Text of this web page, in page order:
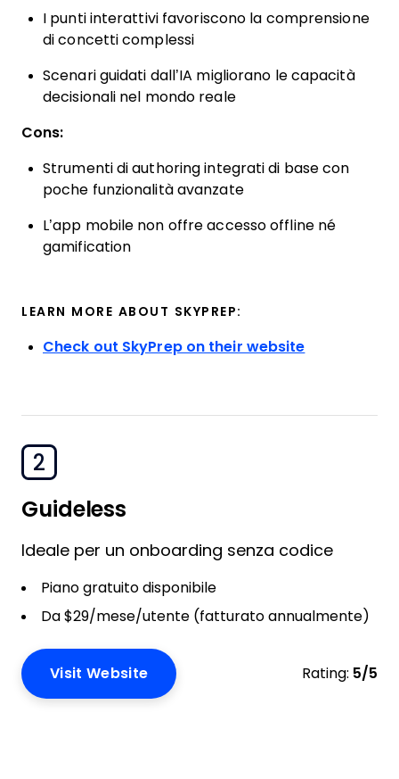
I punti interattivi favoriscono la comprensione
di concetti complessi
Scenari guidati dall’IA migliorano le capacità
decisionali nel mondo reale
Cons:
Strumenti di authoring integrati di base con
poche funzionalità avanzate
L’app mobile non offre accesso offline né
gamification
LEARN MORE ABOUT SKYPREP:
Check out SkyPrep on their website
2
Guideless
Ideale per un onboarding senza codice
Piano gratuito disponibile
Da $29/mese/utente (fatturato annualmente)
Visit Website Rating: 5/5